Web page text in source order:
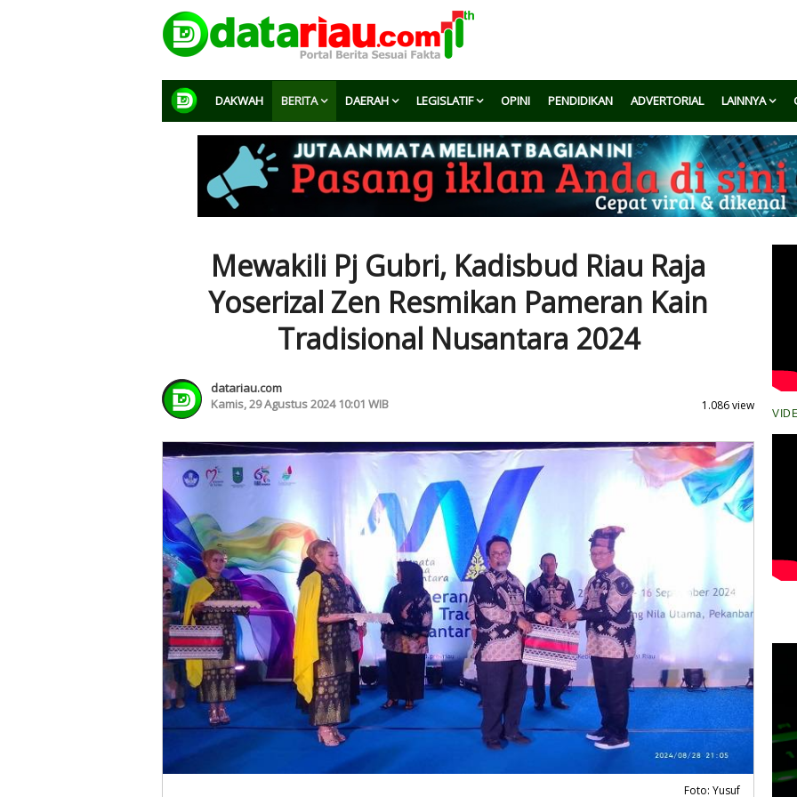
DAKWAH BERITA DAERAH LEGISLATIF OPINI PENDIDIKAN ADVERTORIAL LAINNYA
Mewakili Pj Gubri, Kadisbud Riau Raja
Yoserizal Zen Resmikan Pameran Kain
Tradisional Nusantara 2024
datariau.com
Kamis, 29 Agustus 2024 10:01 WIB
1.086 view
Foto: Yusuf